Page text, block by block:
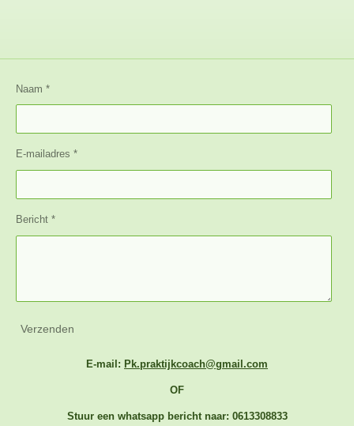
Naam *
E-mailadres *
Bericht *
Verzenden
E-mail: Pk.praktijkcoach@gmail.com
OF
Stuur een whatsapp bericht naar: 0613308833